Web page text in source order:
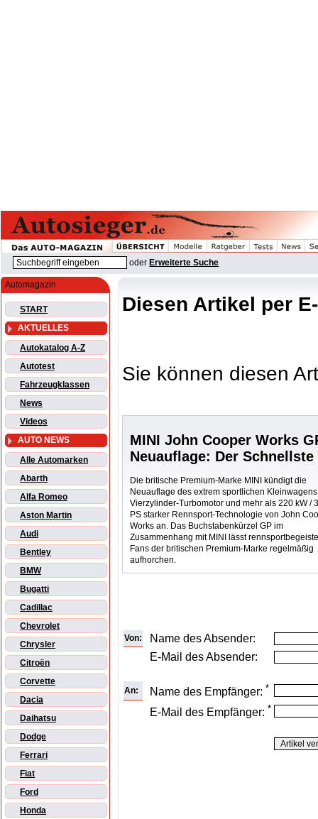
oder Erweiterte Suche
Automagazin
START
AKTUELLES
Autokatalog A-Z
Autotest
Fahrzeugklassen
News
Videos
AUTO NEWS
Alle Automarken
Abarth
Alfa Romeo
Aston Martin
Audi
Bentley
BMW
Bugatti
Cadillac
Chevrolet
Chrysler
Citroën
Corvette
Dacia
Daihatsu
Dodge
Ferrari
Fiat
Ford
Honda
Diesen Artikel per
Sie können diesen
MINI John Cooper Works
Neuauflage: Der Schnellste
Die britische Premium-Marke MINI kündigt die
Neuauflage des extrem sportlichen
Vierzylinder-Turbomotor und mehr als 220 kW /
PS starker Rennsport-Technologie von John
Works an. Das Buchstabenkürzel GP im
Zusammenhang mit MINI lässt
Fans der britischen Premium-Marke regelmäßig
aufhorchen.
Von:
Name des Absender:
E-Mail des Absender:
An: Name des Empfänger: *
E-Mail des Empfänger: *